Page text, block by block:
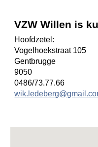
VZW Willen is
Hoofdzetel:
Vogelhoekstraat 105
Gentbrugge
9050
0486/73.77.66